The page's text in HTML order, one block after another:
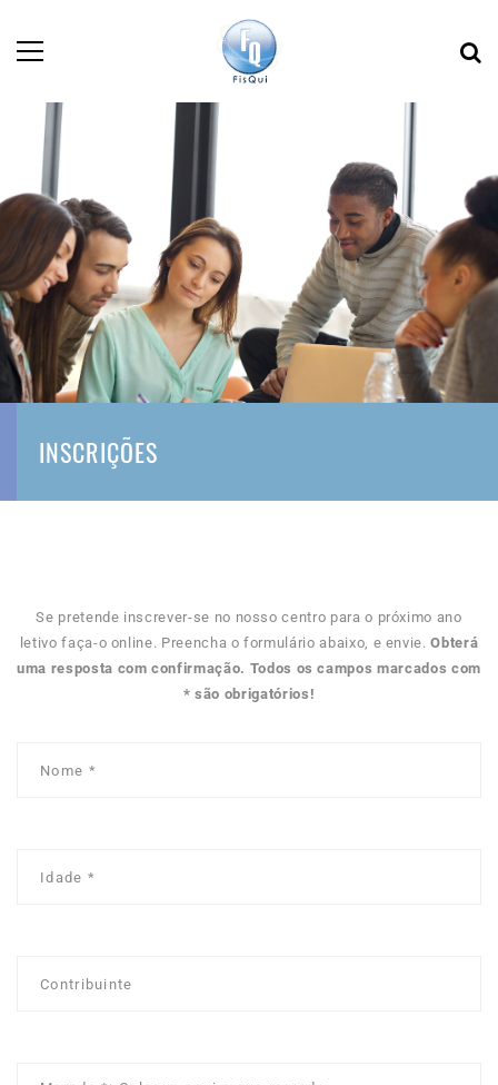
INSCRIÇÕES
Se pretende inscrever-se no nosso centro para o próximo ano
letivo faça-o online. Preencha o formulário abaixo, e envie.Obterá
uma resposta com confirmação. Todos os campos marcados com
* são obrigatórios!